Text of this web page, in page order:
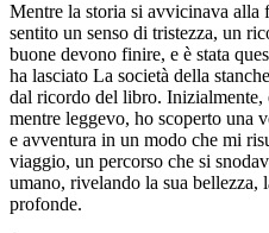
Mentre la storia si avvicinava alla
sentito un senso di tristezza, un
buone devono finire, e è stata
ha lasciato La società della
dal ricordo del libro. Inizialmente,
mentre leggevo, ho scoperto una
e avventura in un modo che mi
viaggio, un percorso che si
umano, rivelando la sua bellezza,
profonde.